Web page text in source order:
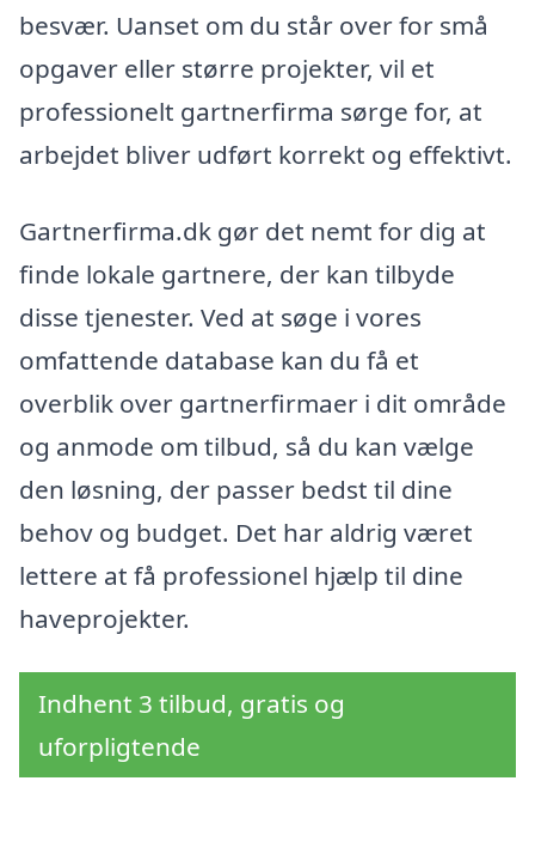
besvær. Uanset om du står over for små
opgaver eller større projekter, vil et
professionelt gartnerfirma sørge for, at
arbejdet bliver udført korrekt og effektivt.
Gartnerfirma.dk gør det nemt for dig at
finde lokale gartnere, der kan tilbyde
disse tjenester. Ved at søge i vores
omfattende database kan du få et
overblik over gartnerfirmaer i dit område
og anmode om tilbud, så du kan vælge
den løsning, der passer bedst til dine
behov og budget. Det har aldrig været
lettere at få professionel hjælp til dine
haveprojekter.
Indhent 3 tilbud, gratis og
uforpligtende